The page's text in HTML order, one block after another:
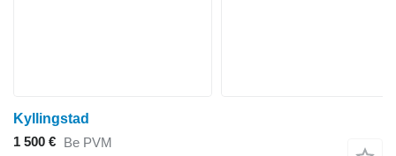
Kyllingstad
1 500 € Be PVM